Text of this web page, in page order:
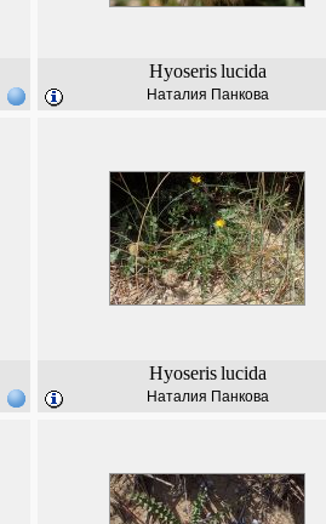
Hyoseris lucida
Наталия Панкова
Hyoseris lucida
Наталия Панкова